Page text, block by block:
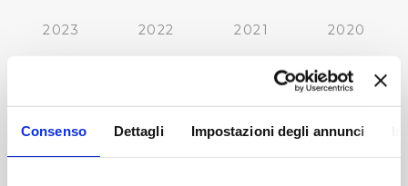
Consenso Dettagli Impostazioni degli annunci
2023 2022 2021 2020
2016
2015 2014 2013 2012
2010